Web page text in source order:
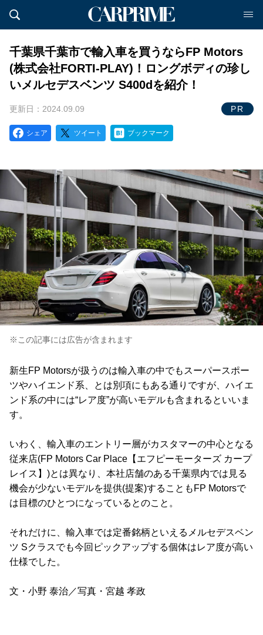
千葉県千葉市で輸入車を買うならFP Motors
(株式会社FORTI-PLAY)！ロングボディの珍し
いメルセデスベンツ S400dを紹介！
更新日：2024.09.09 PR
シェア ツイート ブックマーク
※この記事には広告が含まれます
新生FP Motorsが扱うのは輸入車の中でもスーパースポー
ツやハイエンド系、とは別項にもある通りですが、ハイエ
ンド系の中には“レア度”が高いモデルも含まれるといいま
す。
いわく、輸入車のエントリー層がカスタマーの中心となる
従来店(FP Motors Car Place【エフピーモーターズ カープ
レイス】)とは異なり、本社店舗のある千葉県内では見る
機会が少ないモデルを提供(提案)することもFP Motorsで
は目標のひとつになっているとのこと。
それだけに、輸入車では定番銘柄といえるメルセデスベン
ツ Sクラスでも今回ピックアップする個体はレア度が高い
仕様でした。
文・小野 泰治／写真・宮越 孝政